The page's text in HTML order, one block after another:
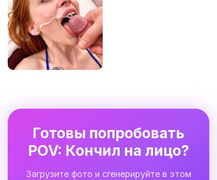
Готовы попробовать
POV: Кончил на лицо?
Загрузите фото и сгенерируйте в этом